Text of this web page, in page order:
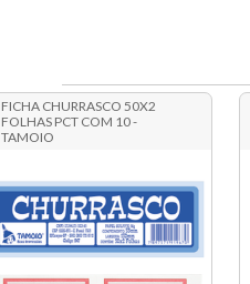
FICHA CHURRASCO 50X2
FOLHAS PCT COM 10 -
TAMOIO